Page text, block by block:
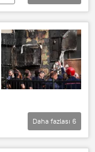
Daha fazlası 6